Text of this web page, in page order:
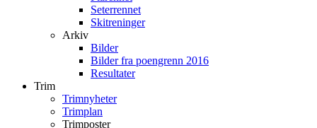
Seterrennet
Skitreninger
Arkiv
Bilder
Bilder fra poengrenn 2016
Resultater
Trim
Trimnyheter
Trimplan
Trimposter